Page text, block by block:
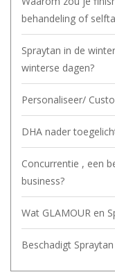
behandeling of
Spraytan in de
winterse dagen?
Personaliseer/
DHA nader
Concurrentie , een
business?
Wat GLAMOUR en
Beschadigt